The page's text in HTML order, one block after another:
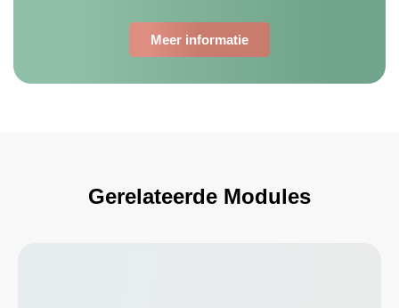
Meer informatie
Gerelateerde Modules